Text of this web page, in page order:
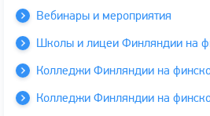
Вебинары и мероприятия
Школы и лицеи Финляндии на
Колледжи Финляндии на
Колледжи Финляндии на